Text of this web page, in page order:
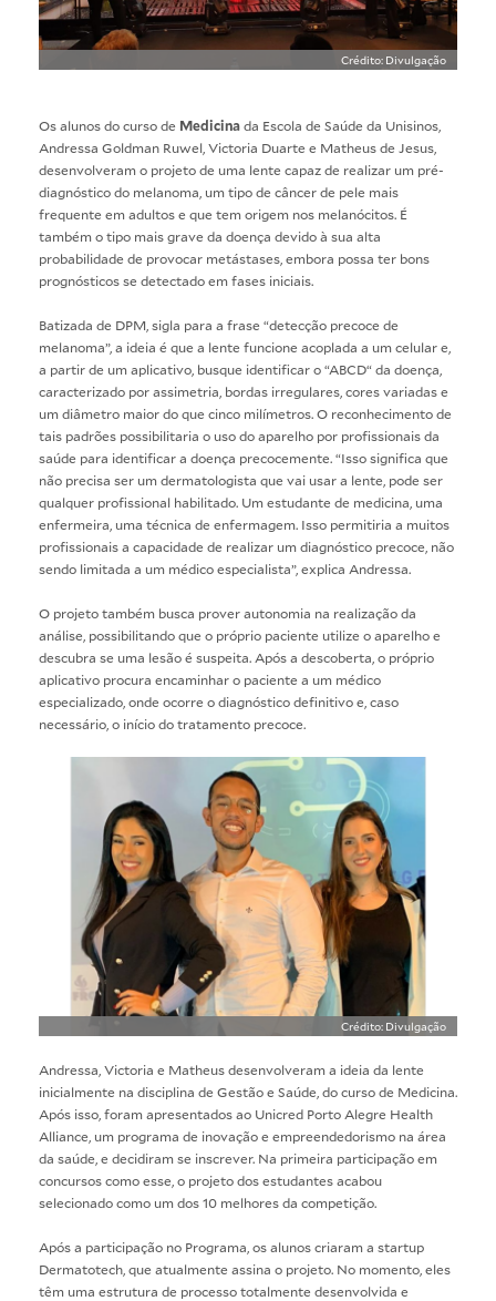
Crédito: Divulgação
Os alunos do curso de Medicinada Escola de Saúde da Unisinos,
Andressa Goldman Ruwel, Victoria Duarte e Matheus de Jesus,
desenvolveram o projeto de uma lente capaz de realizar um pré-
diagnóstico do melanoma, um tipo de câncer de pele mais
frequente em adultos e que tem origem nos melanócitos. É
também o tipo mais grave da doença devido à sua alta
probabilidade de provocar metástases, embora possa ter bons
prognósticos se detectado em fases iniciais.
Batizada de DPM, sigla para a frase “detecção precoce de
melanoma”, a ideia é que a lente funcione acoplada a um celular e,
a partir de um aplicativo, busque identificar o “ABCD“ da doença,
caracterizado por assimetria, bordas irregulares, cores variadas e
um diâmetro maior do que cinco milímetros. O reconhecimento de
tais padrões possibilitaria o uso do aparelho por profissionais da
saúde para identificar a doença precocemente. “Isso significa que
não precisa ser um dermatologista que vai usar a lente, pode ser
qualquer profissional habilitado. Um estudante de medicina, uma
enfermeira, uma técnica de enfermagem. Isso permitiria a muitos
profissionais a capacidade de realizar um diagnóstico precoce, não
sendo limitada a um médico especialista”, explica Andressa.
O projeto também busca prover autonomia na realização da
análise, possibilitando que o próprio paciente utilize o aparelho e
descubra se uma lesão é suspeita. Após a descoberta, o próprio
aplicativo procura encaminhar o paciente a um médico
especializado, onde ocorre o diagnóstico definitivo e, caso
necessário, o início do tratamento precoce.
Crédito: Divulgação
Andressa, Victoria e Matheus desenvolveram a ideia da lente
inicialmente na disciplina de Gestão e Saúde, do curso de Medicina.
Após isso, foram apresentados ao Unicred Porto Alegre Health
Alliance, um programa de inovação e empreendedorismo na área
da saúde, e decidiram se inscrever. Na primeira participação em
concursos como esse, o projeto dos estudantes acabou
selecionado como um dos 10 melhores da competição.
Após a participação no Programa, os alunos criaram a startup
Dermatotech, que atualmente assina o projeto. No momento, eles
têm uma estrutura de processo totalmente desenvolvida e